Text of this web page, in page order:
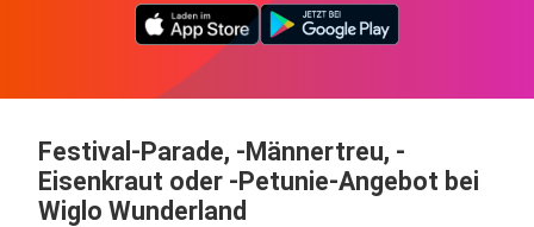
Festival-Parade, -Männertreu, -
Eisenkraut oder -Petunie-Angebot bei
Wiglo Wunderland